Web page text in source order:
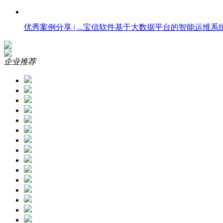
优秀案例分享 | ...宝信软件基于大数据平台的智能运维系
企业推荐